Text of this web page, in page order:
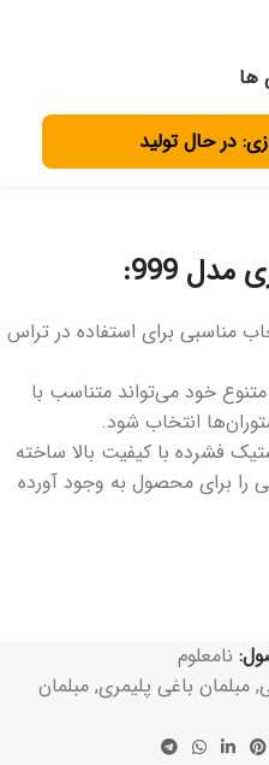
ها
در حال تولید
999:
پلیمری مدل 999 انتخاب مناسبی برای استفاده در تراس
خود می‌تواند متناسب با
انتخاب شود.
فشرده با کیفیت بالا ساخته
را برای محصول به وجود آورده
نامعلوم
, مبلمان باغی پلیمری, مبلمان